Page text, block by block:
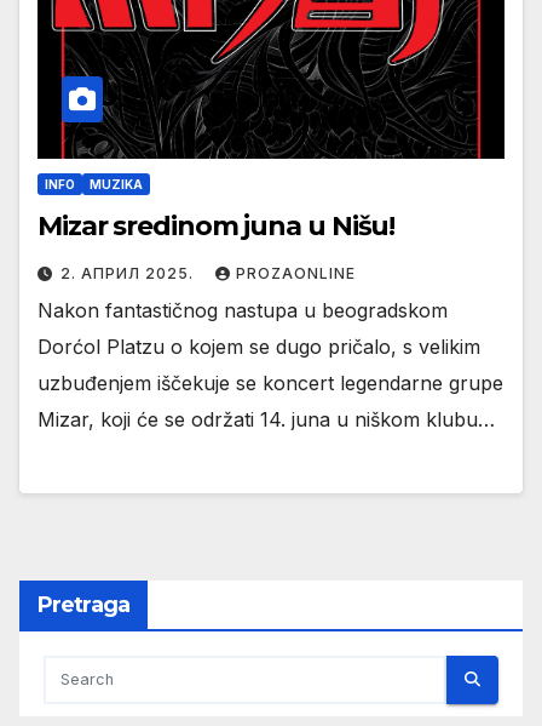
INFO MUZIKA
Mizar sredinom juna u Nišu!
2. АПРИЛ 2025. PROZAONLINE
Nakon fantastičnog nastupa u beogradskom
Dorćol Platzu o kojem se dugo pričalo, s velikim
uzbuđenjem iščekuje se koncert legendarne grupe
Mizar, koji će se održati 14. juna u niškom klubu…
Pretraga